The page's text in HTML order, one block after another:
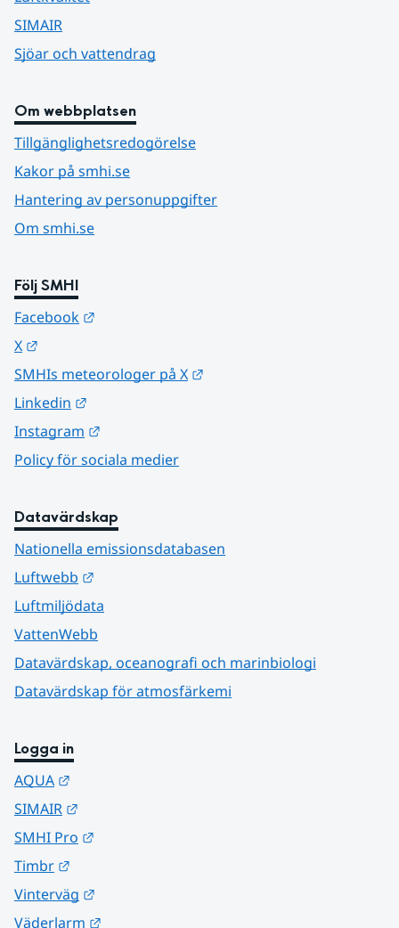
SIMAIR
Sjöar och vattendrag
Om webbplatsen
Tillgänglighetsredogörelse
Kakor på smhi.se
Hantering av personuppgifter
Om smhi.se
Följ SMHI
Facebook
X
SMHIs meteorologer på X
Linkedin
Instagram
Policy för sociala medier
Datavärdskap
Nationella emissionsdatabasen
Luftwebb
Luftmiljödata
VattenWebb
Datavärdskap, oceanografi och marinbiologi
Datavärdskap för atmosfärkemi
Logga in
AQUA
SIMAIR
SMHI Pro
Timbr
Vinterväg
Väderlarm